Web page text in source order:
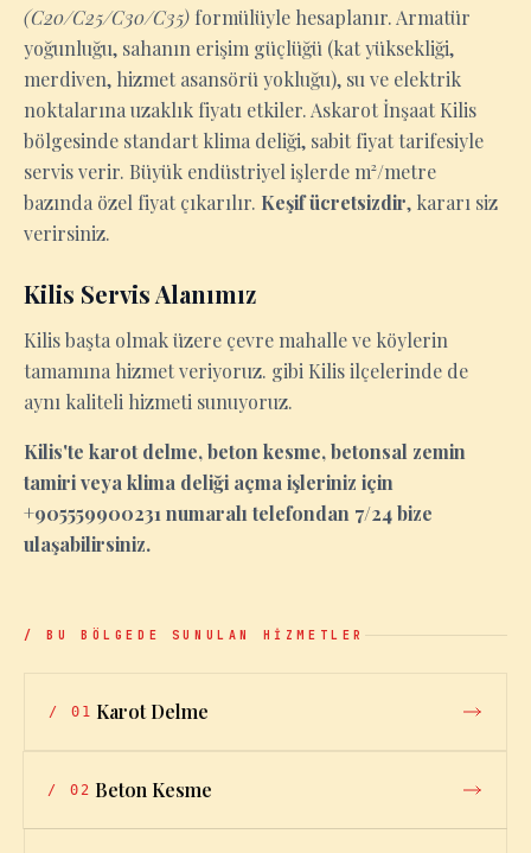
(C20/C25/C30/C35) formülüyle hesaplanır. Armatür
yoğunluğu, sahanın erişim güçlüğü (kat yüksekliği,
merdiven, hizmet asansörü yokluğu), su ve elektrik
noktalarına uzaklık fiyatı etkiler. Askarot İnşaat Kilis
bölgesinde standart klima deliği, sabit fiyat tarifesiyle
servis verir. Büyük endüstriyel işlerde m²/metre
bazında özel fiyat çıkarılır. Keşif ücretsizdir, kararı siz
verirsiniz.
Kilis Servis Alanımız
Kilis başta olmak üzere çevre mahalle ve köylerin
tamamına hizmet veriyoruz. gibi Kilis ilçelerinde de
aynı kaliteli hizmeti sunuyoruz.
Kilis'te karot delme, beton kesme, betonsal zemin
tamiri veya klima deliği açma işleriniz için
+905559900231 numaralı telefondan 7/24 bize
ulaşabilirsiniz.
/ BU BÖLGEDE SUNULAN HİZMETLER
/ 01 Karot Delme
/ 02 Beton Kesme